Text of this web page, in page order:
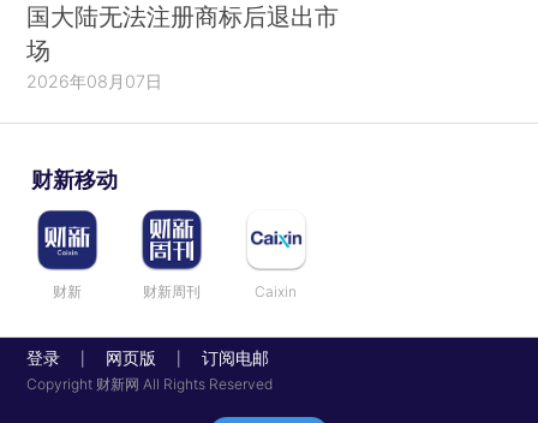
国大陆无法注册商标后退出市
场
2026年08月07日
财新移动
财新 财新周刊 Caixin
登录 网页版 订阅电邮
Copyright 财新网 All Rights Reserved